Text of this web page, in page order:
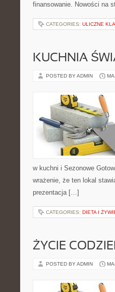
finansowanie. Nowości na
CATEGORIES: ULICZNE
KUCHNIA
POSTED BY ADMIN
w kuchni i Sezonowe
wrażenie, że ten lokal
prezentacja […]
CATEGORIES: DIETA I
ŻYCIE
POSTED BY ADMIN